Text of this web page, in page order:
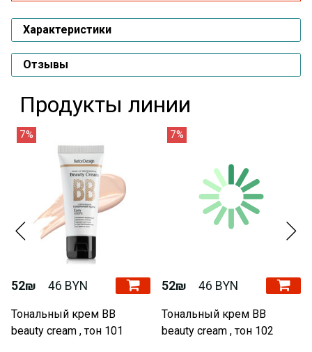
Характеристики
Отзывы
Продукты линии
7%
52₪ 46 BYN
Тональный крем BB
beauty cream , тон 101
7%
52₪ 46 BYN
Тональный крем BB
beauty cream , тон 102